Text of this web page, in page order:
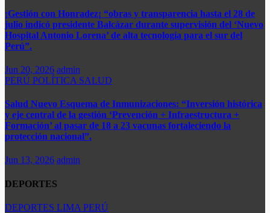
¡Gestión con Honradez¡ “obras y transparencia hasta el 28 de
julio indicó presidente Balcázar durante supervisión del ‘Nuevo
Hospital Antonio Lorena’ de alta tecnología para el sur del
Perú”.​
Jun 20, 2026 admin
PERÚ POLÍTICA SALUD
Salud Nuevo Esquema de Inmunizaciones: “Inversión histórica
y eje central de la gestión ‘Prevención + Infraestructura +
Formación’ al pasar de 18 a 23 vacunas fortaleciendo la
protección nacional”.
Jun 13, 2026 admin
DEPORTES
DEPORTES LIMA PERÚ